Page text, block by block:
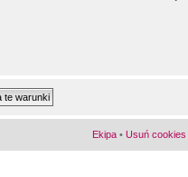
Ekipa • Usuń